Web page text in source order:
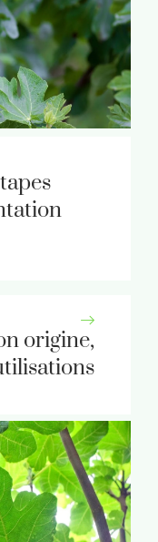
origine,